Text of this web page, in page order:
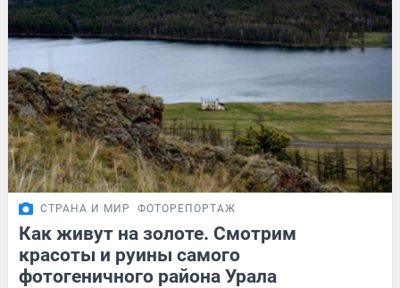
СТРАНА И МИР ФОТОРЕПОРТАЖ
Как живут на золоте. Смотрим
красоты и руины самого
фотогеничного района Урала